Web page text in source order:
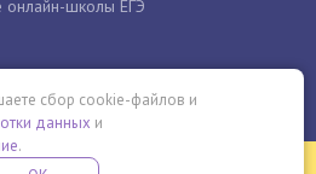
школы ЕГЭ
сбор cookie-файлов и
данных и
.